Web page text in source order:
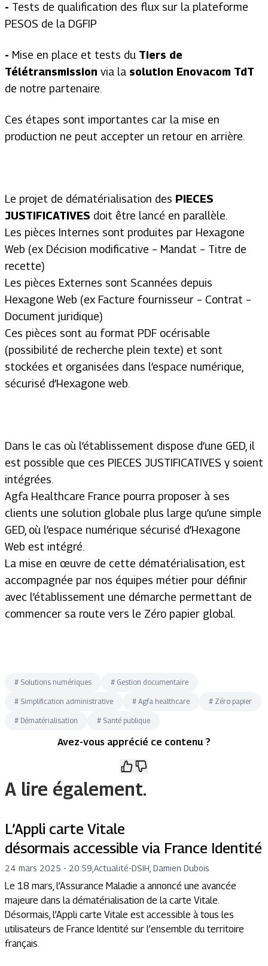
- Tests de qualification des flux sur la plateforme
PESOS de la DGFIP
- Mise en place et tests du Tiers de
Télétransmission via la solution Enovacom TdT
de notre partenaire.
Ces étapes sont importantes car la mise en
production ne peut accepter un retour en arrière.
Le projet de dématérialisation des PIECES
JUSTIFICATIVES doit être lancé en parallèle.
Les pièces Internes sont produites par Hexagone
Web (ex Décision modificative – Mandat – Titre de
recette)
Les pièces Externes sont Scannées depuis
Hexagone Web (ex Facture fournisseur – Contrat –
Document juridique)
Ces pièces sont au format PDF océrisable
(possibilité de recherche plein texte) et sont
stockées et organisées dans l’espace numérique,
sécurisé d’Hexagone web.
Dans le cas où l’établissement dispose d’une GED, il
est possible que ces PIECES JUSTIFICATIVES y soient
intégrées.
Agfa Healthcare France pourra proposer à ses
clients une solution globale plus large qu’une simple
GED, où l’espace numérique sécurisé d’Hexagone
Web est intégré.
La mise en œuvre de cette dématérialisation, est
accompagnée par nos équipes métier pour définir
avec l’établissement une démarche permettant de
commencer sa route vers le Zéro papier global.
# Solutions numériques # Gestion documentaire
# Simplification administrative # Agfa healthcare # Zéro papier
# Dématérialisation # Santé publique
Avez-vous apprécié ce contenu ?
A lire également.
L’Appli carte Vitale
désormais accessible via France Identité
24 mars 2025 - 20:59 Actualité-DSIH, Damien Dubois
Le 18 mars, l’Assurance Maladie a annoncé une avancée
majeure dans la dématérialisation de la carte Vitale.
Désormais, l’Appli carte Vitale est accessible à tous les
utilisateurs de France Identité sur l’ensemble du territoire
français.